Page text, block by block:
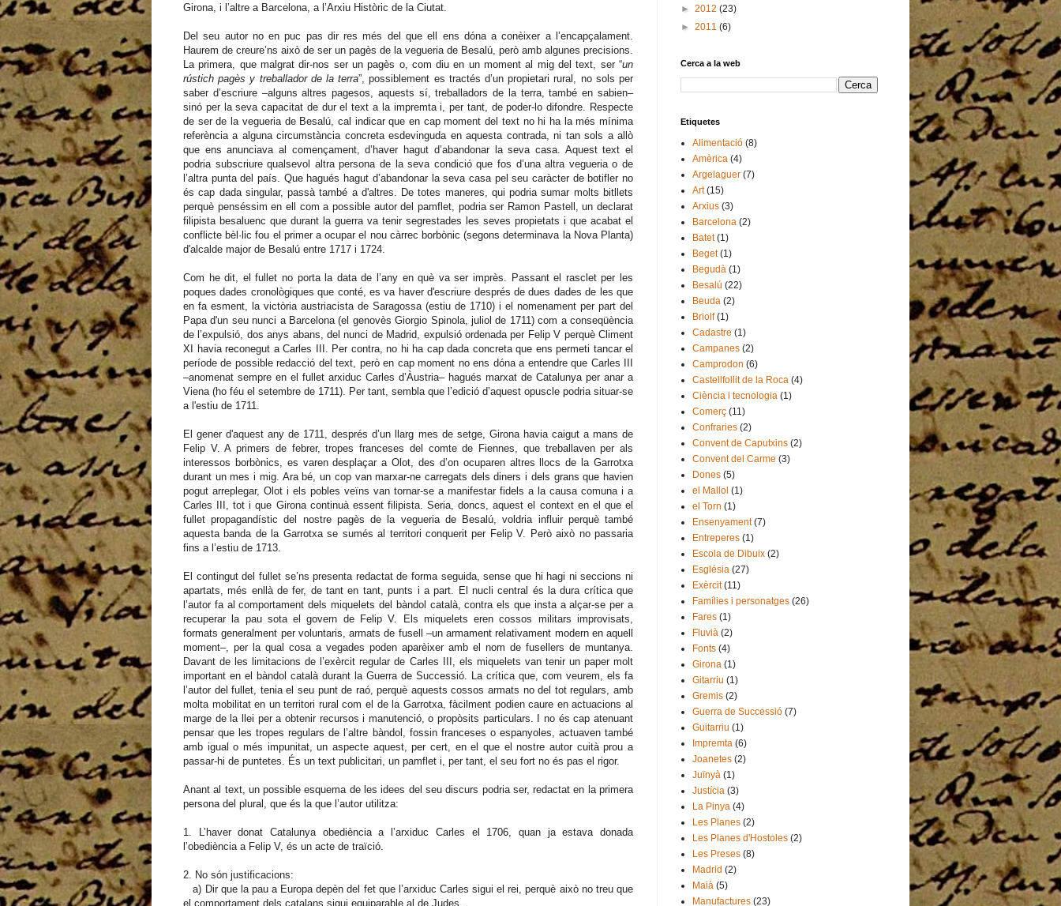
Girona, i l’altre a Barcelona, a l’Arxiu Històric de la Ciutat.
Del seu autor no en puc pas dir res més del que ell ens dóna a conèixer a l’encapçalament.
Haurem de creure’ns això de ser un pagès de la vegueria de Besalú, però amb algunes precisions.
La primera, que malgrat dir-nos ser un pagès o, com diu en un moment al mig del text, ser “un
rústich pagès y treballador de la terra”, possiblement es tractés d’un propietari rural, no sols per
saber d’escriure –alguns altres pagesos, aquests sí, treballadors de la terra, també en sabien–
sinó per la seva capacitat de dur el text a la impremta i, per tant, de poder-lo difondre. Respecte
de ser de la vegueria de Besalú, cal indicar que en cap moment del text no hi ha la més mínima
referència a alguna circumstància concreta esdevinguda en aquesta contrada, ni tan sols a allò
que ens anunciava al començament, d’haver hagut d’abandonar la seva casa. Aquest text el
podria subscriure qualsevol altra persona de la seva condició que fos d’una altra vegueria o de
l’altra punta del país. Que hagués hagut d’abandonar la seva casa pel seu caràcter de botifler no
és cap dada singular, passà també a d'altres. De totes maneres, qui podria sumar molts bitllets
perquè penséssim en ell com a possible autor del pamflet, podria ser Ramon Pastell, un declarat
filipista besaluenc que durant la guerra va tenir segrestades les seves propietats i que acabat el
conflicte bèl·lic fou el primer a ocupar el nou càrrec borbònic (segons determinava la Nova Planta)
d'alcalde major de Besalú entre 1717 i 1724.
Com he dit, el fullet no porta la data de l’any en què va ser imprès. Passant el rasclet per les
poques dades cronològiques que conté, es va haver d'escriure després de dues dades de les que
en fa esment, la victòria austriacista de Saragossa (estiu de 1710) i el nomenament per part del
Papa d'un seu nunci a Barcelona (el genovès Giorgio Spinola, juliol de 1711) com a conseqüència
de l’expulsió, dos anys abans, del nunci de Madrid, expulsió ordenada per Felip V perquè Climent
XI havia reconegut a Carles III. Per contra, no hi ha cap dada concreta que ens permeti tancar el
període de possible redacció del text, però en cap moment no ens dóna a entendre que Carles III
–anomenat sempre en el fullet arxiduc Carles d’Àustria– hagués marxat de Catalunya per anar a
Viena (ho féu el setembre de 1711). Per tant, sembla que l’edició d’aquest opuscle podria situar-se
a l'estiu de 1711.
El gener d'aquest any de 1711, després d’un llarg mes de setge, Girona havia caigut a mans de
Felip V. A primers de febrer, tropes franceses del comte de Fiennes, que treballaven per als
interessos borbònics, es varen desplaçar a Olot, des d’on ocuparen altres llocs de la Garrotxa
durant un mes i mig. Ara bé, un cop van marxar-ne carregats dels diners i dels grans que havien
pogut arreplegar, Olot i els pobles veïns van tornar-se a manifestar fidels a la causa comuna i a
Carles III, tot i que Girona continuà essent filipista. Seria, doncs, aquest el context en el que el
fullet propagandístic del nostre pagès de la vegueria de Besalú, voldria influir perquè també
aquesta banda de la Garrotxa se sumés al territori conquerit per Felip V. Però això no passaria
fins a l’estiu de 1713.
El contingut del fullet se’ns presenta redactat de forma seguida, sense que hi hagi ni seccions ni
apartats, més enllà de fer, de tant en tant, punts i a part. El nucli central és la dura crítica que
l’autor fa al comportament dels miquelets del bàndol català, contra els que insta a alçar-se per a
recuperar la pau sota el govern de Felip V. Els miquelets eren cossos militars improvisats,
formats generalment per voluntaris, armats de fusell –un armament relativament modern en aquell
moment–, per la qual cosa a vegades poden aparèixer amb el nom de fusellers de muntanya.
Davant de les limitacions de l’exèrcit regular de Carles III, els miquelets van tenir un paper molt
important en el bàndol català durant la Guerra de Successió. La crítica que, com veurem, els fa
l’autor del fullet, tenia el seu punt de raó, perquè aquests cossos armats no del tot regulars, amb
molta mobilitat en un territori rural com el de la Garrotxa, fàcilment podien caure en actuacions al
marge de la llei per a obtenir recursos i manutenció, o propòsits particulars. I no és cap atenuant
pensar que les tropes regulars de l’altre bàndol, fossin franceses o espanyoles, actuaven també
amb igual o més impunitat, un aspecte aquest, per cert, en el que el nostre autor cuità prou a
passar-hi de puntetes. És un text publicitari, un pamflet i, per tant, el seu fort no és pas el rigor.
Anant al text, un possible esquema de les idees del seu discurs podria ser, redactat en la primera
persona del plural, que és la que l’autor utilitza:
1. L’haver donat Catalunya obediència a l’arxiduc Carles el 1706, quan ja estava donada
l’obediència a Felip V, és un acte de traïció.
2. No són justificacions:
a) Dir que la pau a Europa depèn del fet que l’arxiduc Carles sigui el rei, perquè això no treu que
el comportament dels catalans sigui equiparable al de Judes.
► 2012 (23)
► 2011 (6)
Cerca a la web
Etiquetes
Alimentació (8)
Amèrica (4)
Argelaguer (7)
Art (15)
Arxius (3)
Barcelona (2)
Batet (1)
Beget (1)
Begudà (1)
Besalú (22)
Beuda (2)
Briolf (1)
Cadastre (1)
Campanes (2)
Camprodon (6)
Castellfollit de la Roca (4)
Ciència i tecnologia (1)
Comerç (11)
Confraries (2)
Convent de Caputxins (2)
Convent del Carme (3)
Dones (5)
el Mallol (1)
el Torn (1)
Ensenyament (7)
Entreperes (1)
Escola de Dibuix (2)
Església (27)
Exèrcit (11)
Famílies i personatges (26)
Fares (1)
Fluvià (2)
Fonts (4)
Girona (1)
Gitarriu (1)
Gremis (2)
Guerra de Successió (7)
Guitarriu (1)
Impremta (6)
Joanetes (2)
Juïnyà (1)
Justícia (3)
La Pinya (4)
Les Planes (2)
Les Planes d'Hostoles (2)
Les Preses (8)
Madrid (2)
Maià (5)
Manufactures (23)